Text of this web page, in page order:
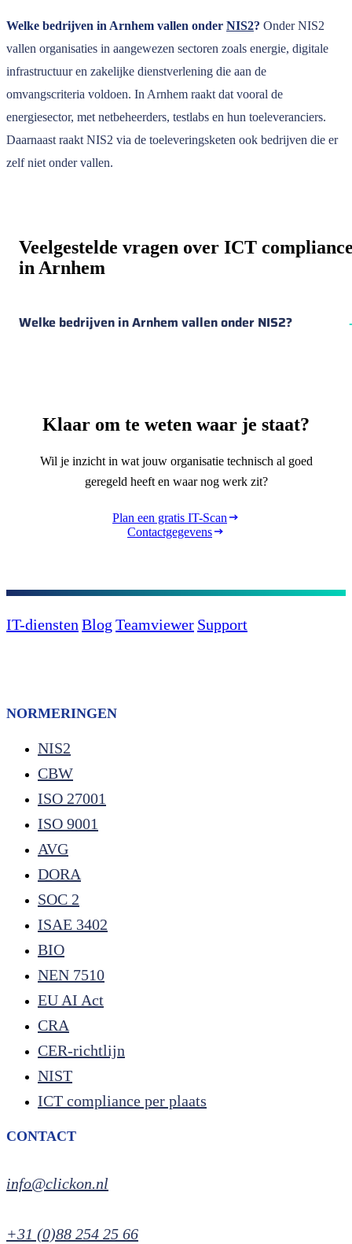
Welke bedrijven in Arnhem vallen onder NIS2? Onder NIS2
vallen organisaties in aangewezen sectoren zoals energie, digitale
infrastructuur en zakelijke dienstverlening die aan de
omvangscriteria voldoen. In Arnhem raakt dat vooral de
energiesector, met netbeheerders, testlabs en hun toeleveranciers.
Daarnaast raakt NIS2 via de toeleveringsketen ook bedrijven die er
zelf niet onder vallen.
Veelgestelde vragen over ICT
in Arnhem
Welke bedrijven in Arnhem vallen onder NIS2?
Klaar om te weten waar je staat?
Wil je inzicht in wat jouw organisatie technisch al goed
geregeld heeft en waar nog werk zit?
Plan een gratis IT-Scan
Contactgegevens
IT-diensten Blog Teamviewer Support
NORMERINGEN
NIS2
CBW
ISO 27001
ISO 9001
AVG
DORA
SOC 2
ISAE 3402
BIO
NEN 7510
EU AI Act
CRA
CER-richtlijn
NIST
ICT compliance per plaats
CONTACT
info@clickon.nl
+31 (0)88 254 25 66